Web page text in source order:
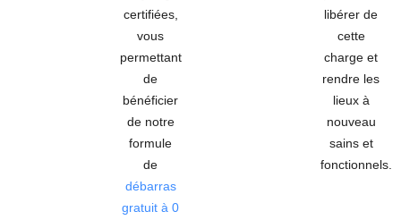
certifiées,
vous
permettant
de
bénéficier
de notre
formule
de
débarras
gratuit à 0
libérer de
cette
charge et
rendre les
lieux à
nouveau
sains et
fonctionnels.